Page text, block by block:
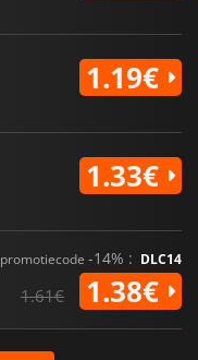
1.19€
1.33€
promotiecode -14% : DLC14
1.61€ 1.38€